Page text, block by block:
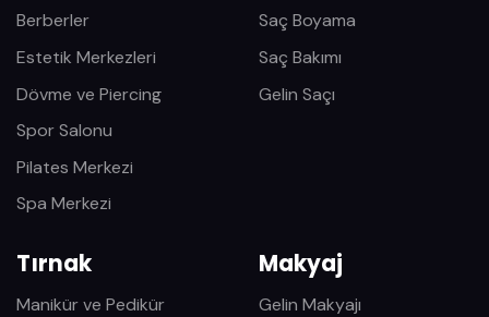
Berberler
Estetik Merkezleri
Dövme ve Piercing
Spor Salonu
Pilates Merkezi
Spa Merkezi
Saç Boyama
Saç Bakımı
Gelin Saçı
Tırnak
Manikür ve Pedikür
Makyaj
Gelin Makyajı